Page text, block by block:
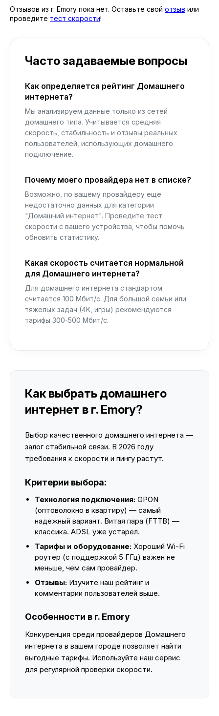
Отзывов из г. Emory пока нет. Оставьте свой отзыв или
проведите тест скорости!
Часто задаваемые вопросы
Как определяется рейтинг Домашнего
интернета?
Мы анализируем данные только из сетей
домашнего типа. Учитывается средняя
скорость, стабильность и отзывы реальных
пользователей, использующих домашнего
подключение.
Почему моего провайдера нет в списке?
Возможно, по вашему провайдеру еще
недостаточно данных для категории
"Домашний интернет". Проведите тест
скорости с вашего устройства, чтобы помочь
обновить статистику.
Какая скорость считается нормальной
для Домашнего интернета?
Для домашнего интернета стандартом
считается 100 Мбит/с. Для большой семьи или
тяжелых задач (4K, игры) рекомендуются
тарифы 300-500 Мбит/с.
Как выбрать домашнего
интернет в г. Emory?
Выбор качественного домашнего интернета —
залог стабильной связи. В 2026 году
требования к скорости и пингу растут.
Критерии выбора:
Технология подключения: GPON
(оптоволокно в квартиру) — самый
надежный вариант. Витая пара (FTTB) —
классика. ADSL уже устарел.
Тарифы и оборудование: Хороший Wi-Fi
роутер (с поддержкой 5 ГГц) важен не
меньше, чем сам провайдер.
Отзывы: Изучите наш рейтинг и
комментарии пользователей выше.
Особенности в г. Emory
Конкуренция среди провайдеров Домашнего
интернета в вашем городе позволяет найти
выгодные тарифы. Используйте наш сервис
для регулярной проверки скорости.